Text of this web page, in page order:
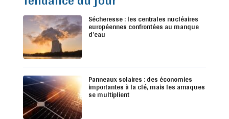
Sécheresse : les centrales nucléaires
européennes confrontées au manque
d’eau
Panneaux solaires : des économies
importantes à la clé, mais les arnaques
se multiplient